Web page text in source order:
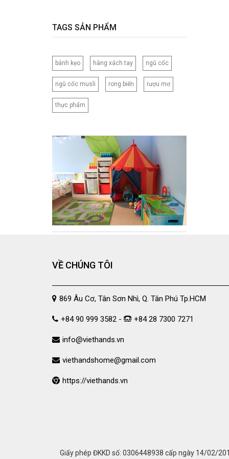
120X150CM
120X200CM
130X160CM
130X180CM
135X200CM
140X200CM
150X210CM
160X200CM
160X210CM
160X220CM
165CM
173X218CM
180X200CM
180X260CM
200X220CM
210X230CM
210X240CM
230X245CM
CNB5
TAGS SẢN PHẨM
bánh kẹo hàng xách tay ngũ cốc
ngũ cốc musli rong biển rượu mơ
thực phẩm
VỀ CHÚNG TÔI
869 Âu Cơ, Tân Sơn Nhì, Q. Tân Phú Tp.HCM
+84 90 999 3582 - +84 28 7300 7271
info@viethands.vn
viethandshome@gmail.com
https://viethands.vn
Giấy phép ĐKKD số: 0306448938 cấp ngày 14/02/